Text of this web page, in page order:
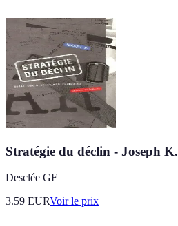
Stratégie du déclin - Joseph K.
Desclée GF
3.59 EURVoir le prix